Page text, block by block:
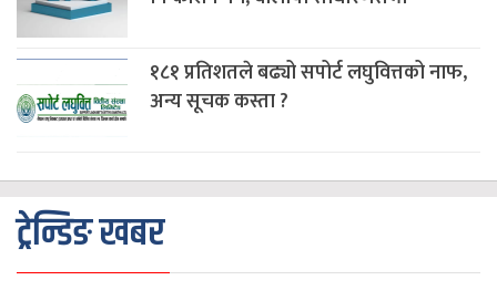
१८१ प्रतिशतले बढ्यो सपोर्ट लघुवित्तको नाफ,
अन्य सूचक कस्ता ?
ट्रेन्डिङ खबर